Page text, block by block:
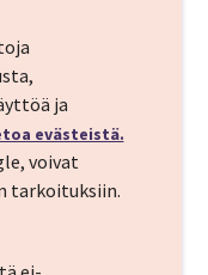
ja
evästeistä.
voivat
tarkoituksiin.